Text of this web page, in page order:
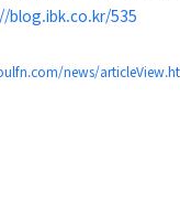
blog.ibk.co.kr/535
news/